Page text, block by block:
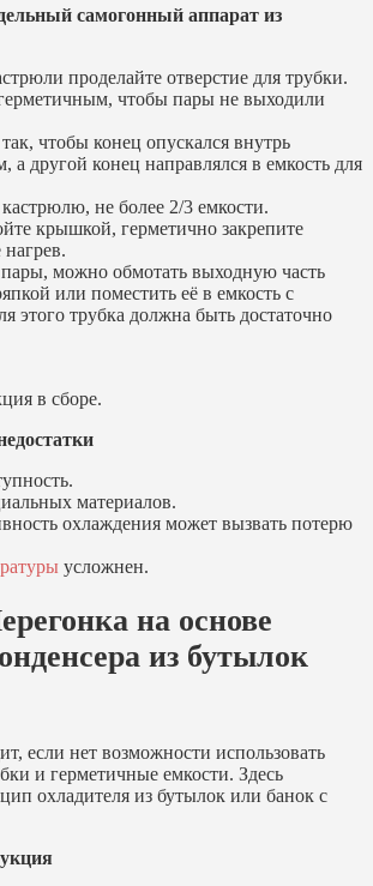
самогонный аппарат из
проделайте отверстие для трубки.
чтобы пары не выходили
чтобы конец опускался внутрь
а другой конец направлялся в емкость для
не более 2/3 емкости.
крышкой, герметично закрепите
можно обмотать выходную часть
или поместить её в емкость с
этого трубка должна быть достаточно
в сборе.
материалов.
охлаждения может вызвать потерю
усложнен.
на основе
из бутылок
если нет возможности использовать
и герметичные емкости. Здесь
охладителя из бутылок или банок с